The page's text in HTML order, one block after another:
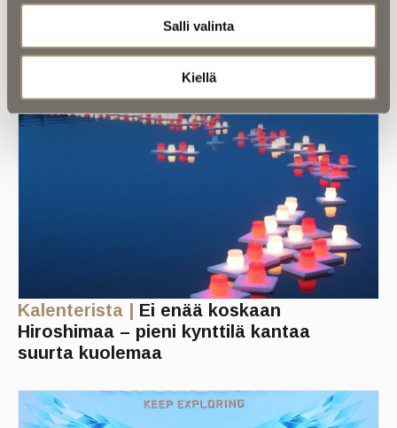
Salli valinta
Kiellä
maisemastaan
Kalenterista | Ei enää koskaan
Hiroshimaa – pieni kynttilä kantaa
suurta kuolemaa